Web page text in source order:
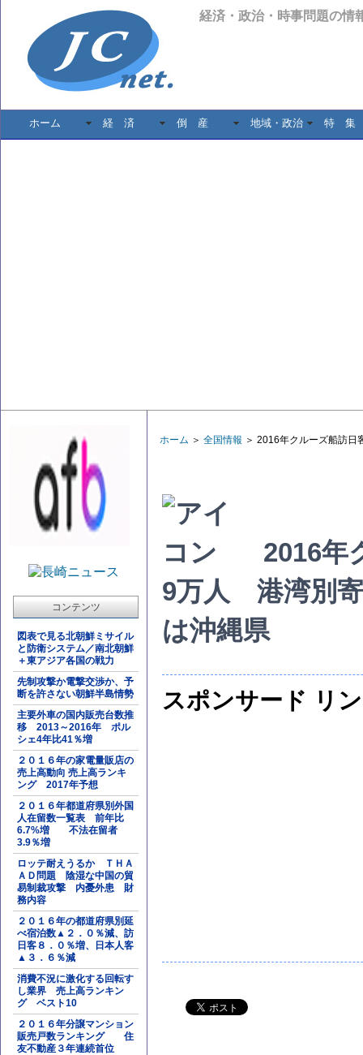
経済・政治・時事問題の情
ホーム 経 済 倒 産 地域・政治 特 集
コンテンツ
図表で見る北朝鮮ミサイル
と防衛システム／南北朝鮮
＋東アジア各国の戦力
先制攻撃か電撃交渉か、予
断を許さない朝鮮半島情勢
主要外車の国内販売台数推
移 2013～2016年 ポル
シェ4年比41％増
２０１６年の家電量販店の
売上高動向 売上高ランキ
ング 2017年予想
２０１６年都道府県別外国
人在留数一覧表 前年比
6.7%増 不法在留者
3.9％増
ロッテ耐えうるか ＴＨＡ
ＡＤ問題 陰湿な中国の貿
易制裁攻撃 内憂外患 財
務内容
２０１６年の都道府県別延
べ宿泊数▲２．０％減、訪
日客８．０％増、日本人客
▲３．６％減
消費不況に激化する回転す
し業界 売上高ランキン
グ ベスト10
２０１６年分譲マンション
販売戸数ランキング 住
友不動産３年連続首位
ホーム ＞ 全国情報 ＞ 2016年クルーズ船訪
2016年
9万人 港湾別
は沖縄県
スポンサード リ